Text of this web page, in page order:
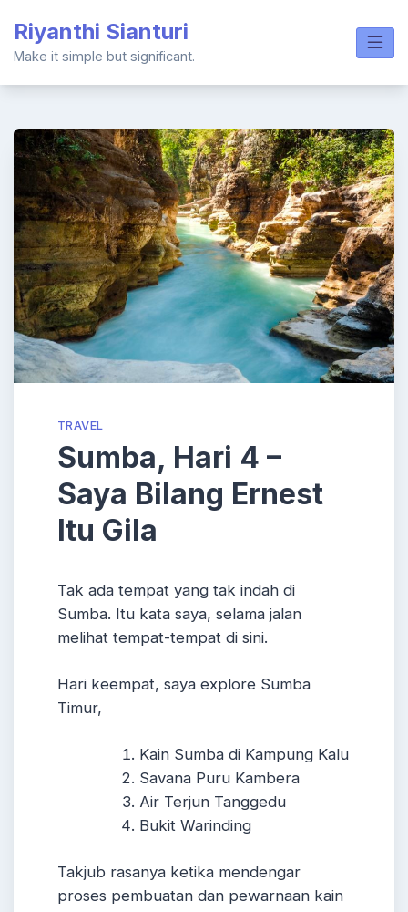
content
Riyanthi Sianturi
Make it simple but significant.
TRAVEL
Sumba, Hari 4 –
Saya Bilang Ernest
Itu Gila
Tak ada tempat yang tak indah di
Sumba. Itu kata saya, selama jalan
melihat tempat-tempat di sini.
Hari keempat, saya explore Sumba
Timur,
Kain Sumba di Kampung Kalu
Savana Puru Kambera
Air Terjun Tanggedu
Bukit Warinding
Takjub rasanya ketika mendengar
proses pembuatan dan pewarnaan kain